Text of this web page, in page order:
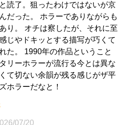
読了。狙ったわけではないが京
だった。 ホラーでありながらも
り。 オチは察したが、それに至
じやドキッとする描写が巧くて
た。 1990年の作品ということ
リーホラーが流行る今とは異な
て切ない余韻が残る感じがザ平
ホラーだなと！
07/20